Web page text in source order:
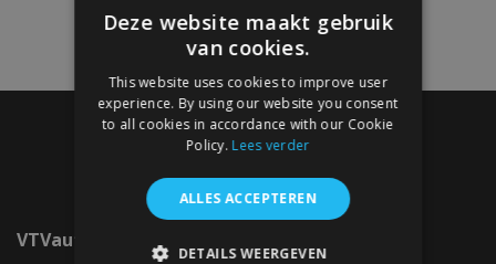
VTVauto.nl
Deze website maakt gebruik
van cookies.
This website uses cookies to improve user
experience. By using our website you consent
to all cookies in accordance with our Cookie
Policy. Lees verder
ALLES ACCEPTEREN
DETAILS WEERGEVEN